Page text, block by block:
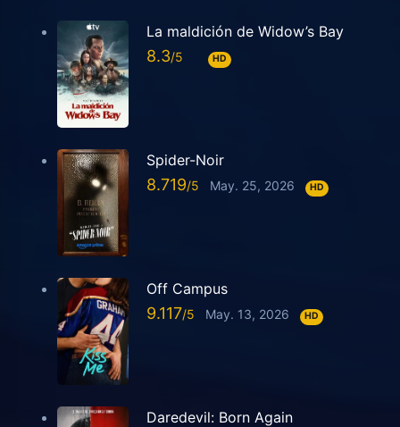
La maldición de Widow’s Bay
8.3 HD
Spider-Noir
8.719 May. 25, 2026 HD
Off Campus
9.117 May. 13, 2026 HD
Daredevil: Born Again